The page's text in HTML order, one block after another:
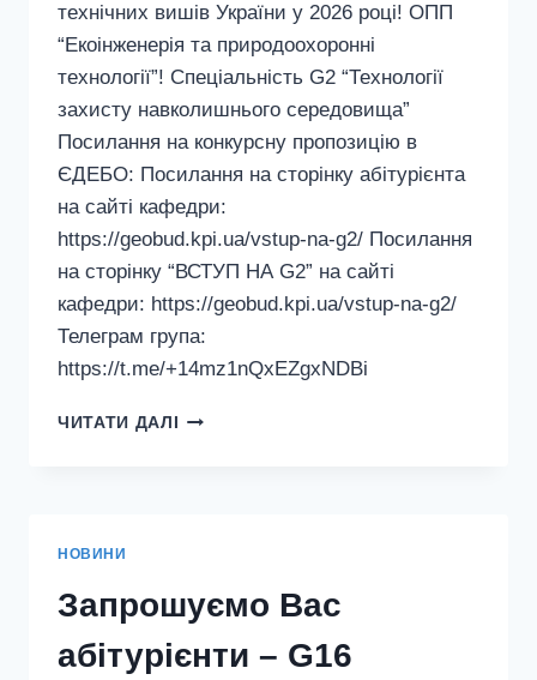
технічних вишів України у 2026 році! ОПП
“Екоінженерія та природоохоронні
технології”! Спеціальність G2 “Технології
захисту навколишнього середовища”
Посилання на конкурсну пропозицію в
ЄДЕБО: Посилання на сторінку абітурієнта
на сайті кафедри:
https://geobud.kpi.ua/vstup-na-g2/ Посилання
на сторінку “ВСТУП НА G2” на сайті
кафедри: https://geobud.kpi.ua/vstup-na-g2/
Телеграм група:
https://t.me/+14mz1nQxEZgxNDBi
ЧИТАТИ ДАЛІ
ЗАПРОШУЄМО
НАВКОЛИШНЬОГО
СЕРЕДОВИЩА
2026!
НОВИНИ
Запрошуємо Вас
абітурієнти – G16